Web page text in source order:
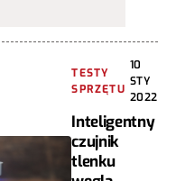
TESTY
SPRZĘTU
10
STY
2022
Inteligentny
czujnik
tlenku